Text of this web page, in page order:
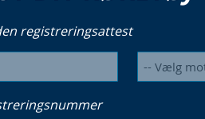
registreringsattest